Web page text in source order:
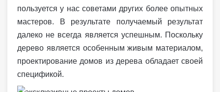
пользуется у нас советами других более опытных
мастеров. В результате получаемый результат
далеко не всегда является успешным. Поскольку
дерево является особенным живым материалом,
проектирование домов из дерева обладает своей
спецификой.